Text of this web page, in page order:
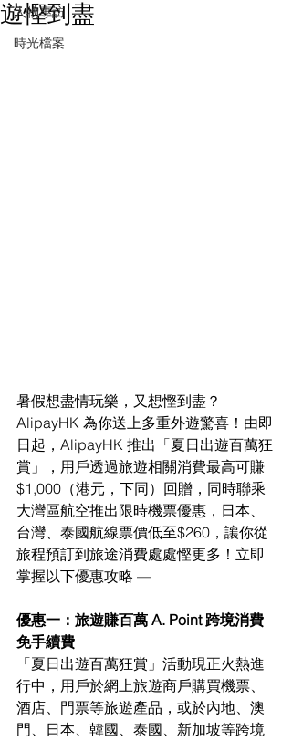
人物專訪
時光檔案
遊慳到盡
暑假想盡情玩樂，又想慳到盡？
AlipayHK 為你送上多重外遊驚喜！由即
日起，AlipayHK 推出「夏日出遊百萬狂
賞」，用戶透過旅遊相關消費最高可賺
$1,000（港元，下同）回贈，同時聯乘
大灣區航空推出限時機票優惠，日本、
台灣、泰國航線票價低至$260，讓你從
旅程預訂到旅途消費處處慳更多！立即
掌握以下優惠攻略 —
優惠一：旅遊賺百萬 A. Point 跨境消費
免手續費
「夏日出遊百萬狂賞」活動現正火熱進
行中，用戶於網上旅遊商戶購買機票、
酒店、門票等旅遊產品，或於內地、澳
門、日本、韓國、泰國、新加坡等跨境